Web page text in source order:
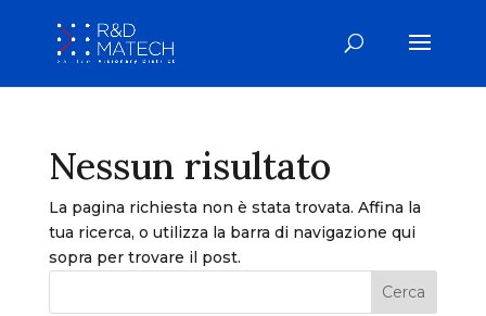
Nessun risultato
La pagina richiesta non è stata trovata. Affina la
tua ricerca, o utilizza la barra di navigazione qui
sopra per trovare il post.